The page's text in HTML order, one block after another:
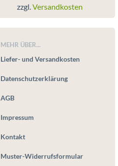
zzgl.Versandkosten
MEHR ÜBER...
Liefer- und Versandkosten
Datenschutzerklärung
AGB
Impressum
Kontakt
Muster-Widerrufsformular